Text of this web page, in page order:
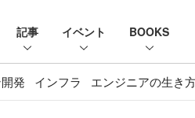
記事 イベント BOOKS
発 インフラ エンジニアの生き